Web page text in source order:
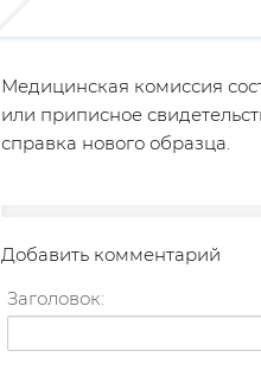
Медицинская комиссия
или приписное
справка нового образца.
Добавить комментарий
Заголовок: